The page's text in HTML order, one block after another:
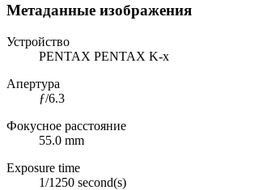
Метаданные изображения
Устройство
PENTAX PENTAX K-x
Апертура
ƒ/6.3
Фокусное расстояние
55.0 mm
Exposure time
1/1250 second(s)